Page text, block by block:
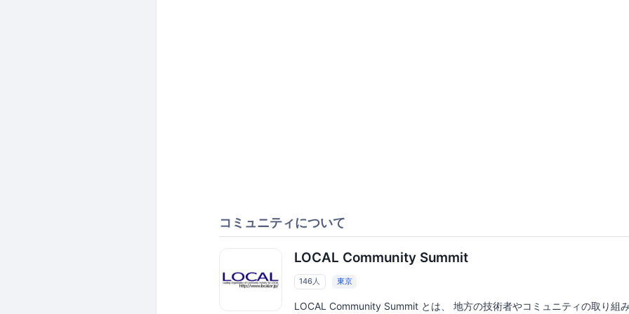
コミュニティについて
LOCAL Community Summit
146人 東京
LOCAL Community Summit とは、 地方の技術者やコミュニティの取り組